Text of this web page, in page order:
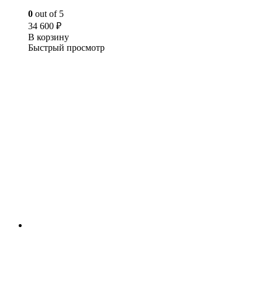
0 out of 5
34 600 ₽
В корзину
Быстрый просмотр